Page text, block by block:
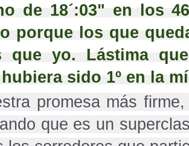
de 18´:03" en los
porque los que
que yo. Lástima
sido 1º en la
Nuestra promesa más
que es un